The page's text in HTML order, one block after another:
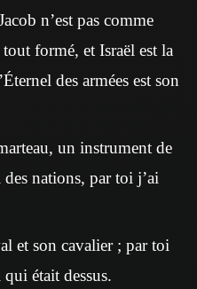
n’est pas comme
formé, et Israël est la
des armées est son
un instrument de
nations, par toi j’ai
et son cavalier ; par toi
était dessus.